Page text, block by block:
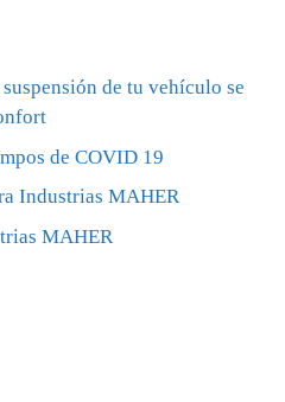
de tu vehículo se
de COVID 19
Industrias MAHER
MAHER